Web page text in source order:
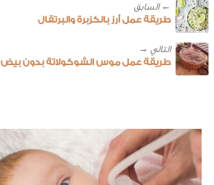
← ‎السابق
طريقة عمل أرز بالكزبرة والبرتقال
طريقة عمل موس الشوكولاتة بدون بيض